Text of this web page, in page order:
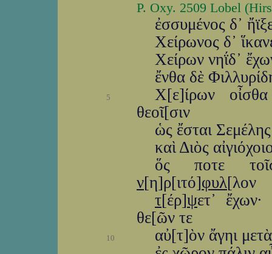
P. Oxy. 2509 Lobel
ἐσσυμένος δ᾽
Χείρωνος δ᾽
Χείρων νηΐδ᾽
ἔνθα δὲ
5
Χ[ε]ίρων
θεοῖ[σιν
ὡς ἔσται
καὶ Διὸς
ὅς ποτε
ν[η]ρ[ιτό]φυλ[λον
τ[έρ]ψετ᾽
θε[ῶν τε
10
αὐ[τ]ὸν ἄγηι